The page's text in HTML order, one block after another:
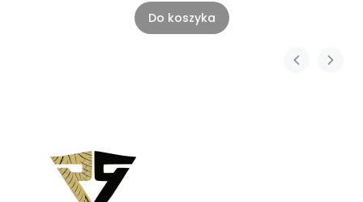
Do koszyka